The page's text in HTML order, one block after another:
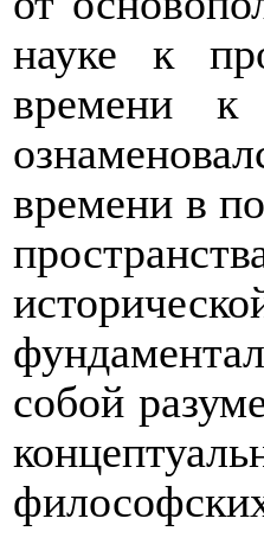
науке к
времени к
времени в
собой